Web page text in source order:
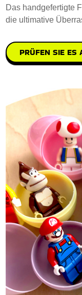
Das handgefertigte
die ultimative
PRÜFEN SIE ES